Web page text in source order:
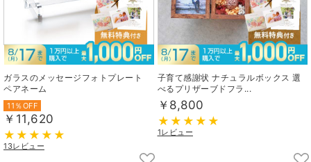
ガラスのメッセージフォトプレート
ペアネーム
11％OFF
￥11,620
13レビュー
子育て感謝状 ナチュラルボックス 選
べるプリザーブドフラ...
￥8,800
1レビュー